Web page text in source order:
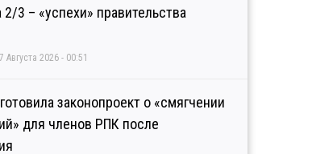
3 – «успехи» правительства
Августа 2026 - 00:51
законопроект о «смягчении
для членов РПК после